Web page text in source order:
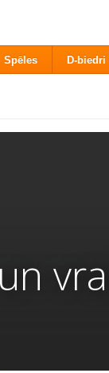
Spēles D-biedri